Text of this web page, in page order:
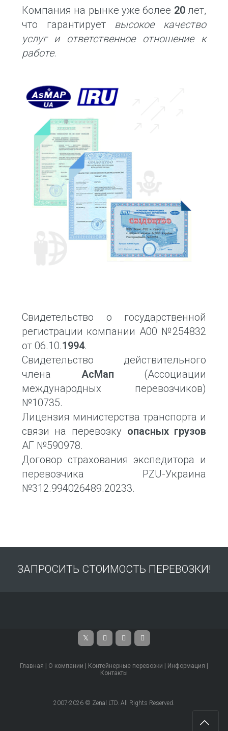
Компания на рынке уже более 20лет,
что гарантирует высокое качество
услуг и ответственное отношение к
работе.
Свидетельство о государственной
регистрации компании А00 №254832
от 06.10.1994.
Свидетельство действительного
члена АсМап (Ассоциации
международных перевозчиков)
№10735.
Лицензия министерства транспорта и
связи на перевозку опасных грузов
АГ №590978.
Договор страхования экспедитора и
перевозчика PZU-Украина
№312.994026489.20233.
ЗАПРОСИТЬ СТОИМОСТЬ ПЕРЕВОЗКИ!
Главная О компании Контейнерные перевозки Информация
Контакты
2007-2026 © Zenal LTD. All Rights Reserved.